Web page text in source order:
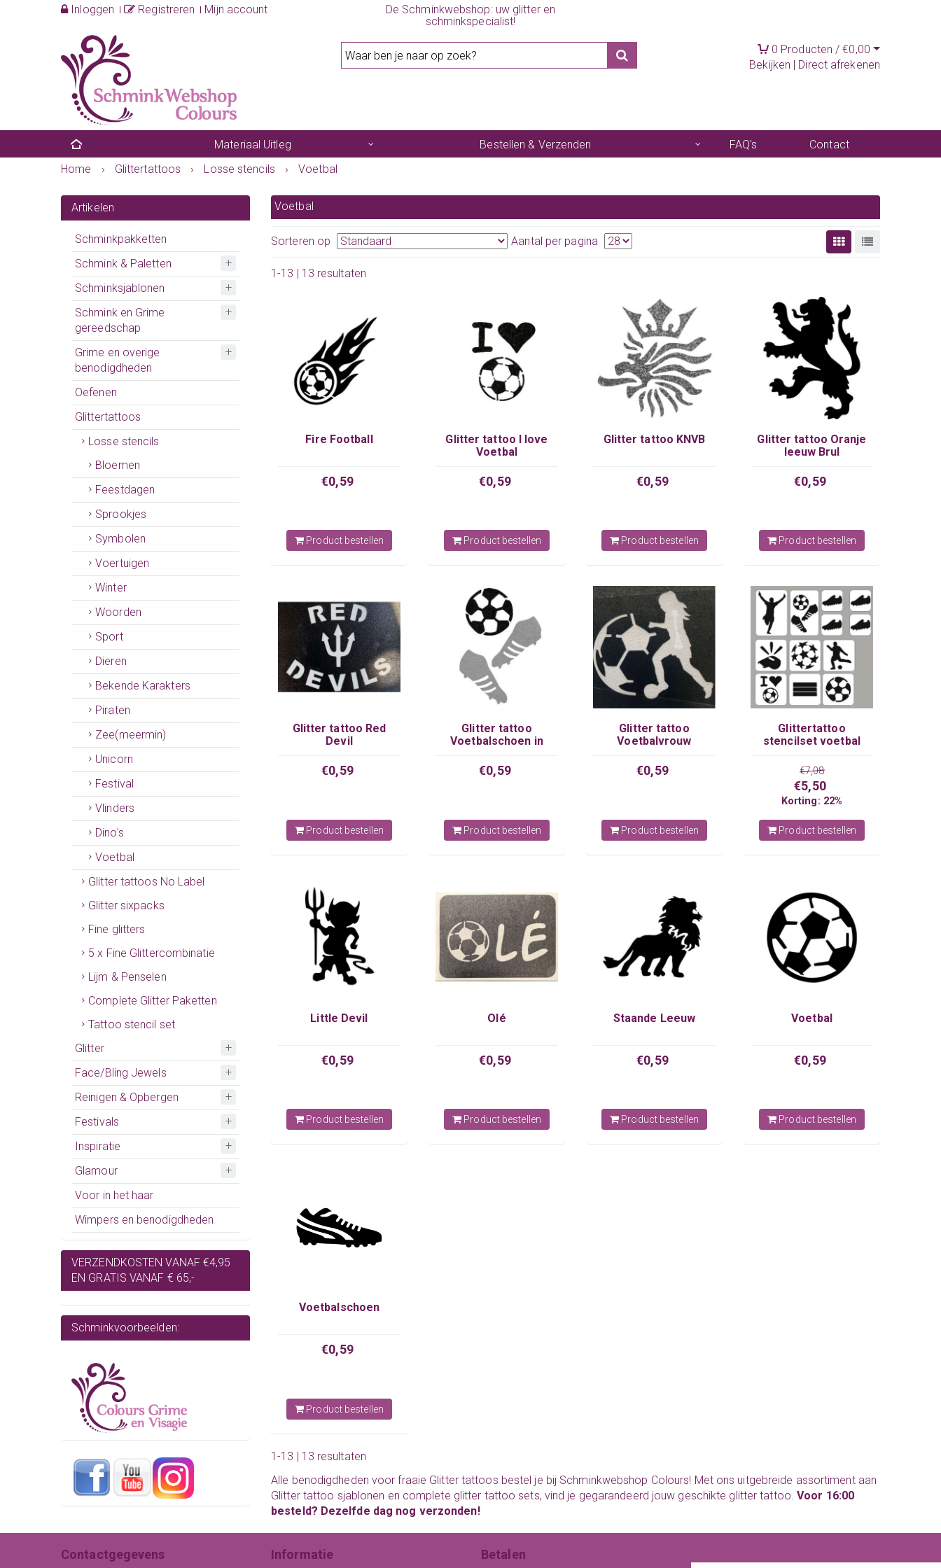
Inloggen Registreren Mijn account
De Schminkwebshop: uw glitter en
schminkspecialist!
0 Producten /€0,00
Bekijken | Direct afrekenen
Materiaal Uitleg Bestellen & Verzenden FAQ's
Contact
Home
› Glittertattoos › Losse stencils › Voetbal
Artikelen
Schminkpakketten
Schmink & Paletten
Schminksjablonen
Schmink en Grime
gereedschap
Grime en overige
benodigdheden
Oefenen
Glittertattoos
Losse stencils
Bloemen
Feestdagen
Sprookjes
Symbolen
Voertuigen
Winter
Woorden
Sport
Dieren
Bekende Karakters
Piraten
Zee(meermin)
Unicorn
Festival
Vlinders
Dino's
Voetbal
Glitter tattoos No Label
Glitter sixpacks
Fine glitters
5 x Fine Glittercombinatie
Lijm & Penselen
Complete Glitter Paketten
Tattoo stencil set
Glitter
Face/Bling Jewels
Reinigen & Opbergen
Festivals
Inspiratie
Glamour
Voor in het haar
Wimpers en benodigdheden
VERZENDKOSTEN VANAF €4,95
EN GRATIS VANAF € 65,-
Schminkvoorbeelden:
Voetbal
Sorteren op Aantal per pagina
1-13 | 13 resultaten
Fire Football
€0,59
Product bestellen
Glitter tattoo I love
Voetbal
€0,59
Product bestellen
Glitter tattoo KNVB
€0,59
Product bestellen
Glitter tattoo Oranje
leeuw Brul
€0,59
Product bestellen
Glitter tattoo Red
Devil
€0,59
Product bestellen
Glitter tattoo
Voetbalschoen in
€0,59
Product bestellen
Glitter tattoo
Voetbalvrouw
€0,59
Product bestellen
Glittertattoo
stencilset voetbal
€7,08
€5,50
Korting: 22%
Product bestellen
Little Devil
€0,59
Product bestellen
Olé
€0,59
Product bestellen
Staande Leeuw
€0,59
Product bestellen
Voetbal
€0,59
Product bestellen
Voetbalschoen
€0,59
Product bestellen
1-13 | 13 resultaten
Alle benodigdheden voor fraaie Glitter tattoos bestel je bij Schminkwebshop Colours! Met ons uitgebreide assortiment aan
Glitter tattoo sjablonen en complete glitter tattoo sets, vind je gegarandeerd jouw geschikte glitter tattoo.Voor 16:00
besteld? Dezelfde dag nog verzonden!
Contactgegevens Informatie Betalen